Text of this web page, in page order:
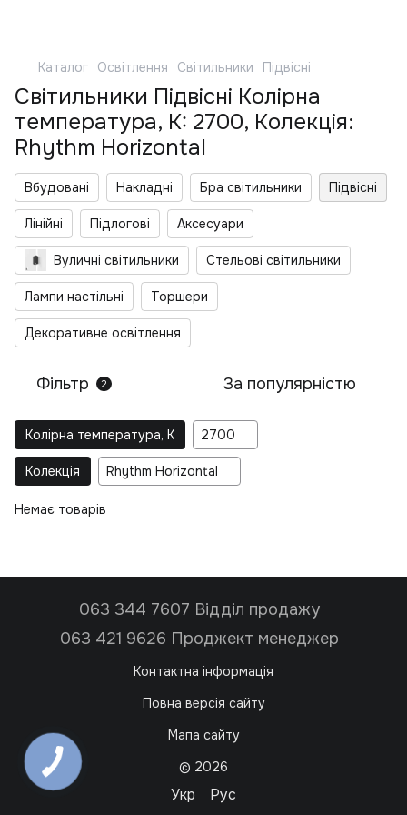
Каталог Освітлення Світильники Підвісні
Світильники Підвісні Колірна
температура, K: 2700, Колекція:
Rhythm Horizontal
Вбудовані Накладні Бра світильники Підвісні
Лінійні Підлогові Аксесуари
Вуличні світильники Стельові світильники
Лампи настільні Торшери
Декоративне освітлення
Фільтр 2 За популярністю
Колірна температура, K 2700
Колекція Rhythm Horizontal
Немає товарів
063 344 7607 Відділ продажу
063 421 9626 Проджект менеджер
Контактна інформація
Повна версія сайту
Мапа сайту
© 2026
Укр Рус